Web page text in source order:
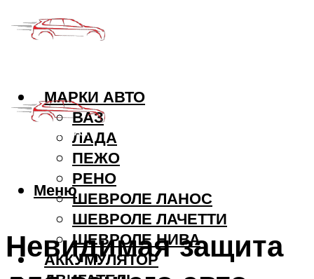
МАРКИ АВТО
ВАЗ
ЛАДА
ПЕЖО
РЕНО
ШЕВРОЛЕ ЛАНОС
ШЕВРОЛЕ ЛАЧЕТТИ
ШЕВРОЛЕ НИВА
АККУМУЛЯТОР
Меню
Невидимая защита